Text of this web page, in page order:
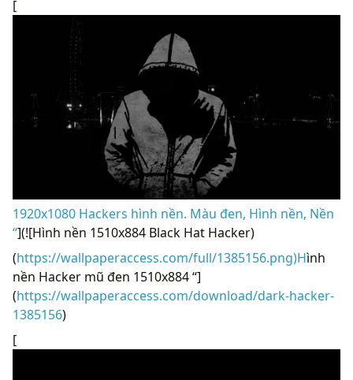
[
1920x1080 Hackers hình nền. Màu đen, Hình nền, Nền
“](![Hình nền 1510x884 Black Hat Hacker)
(https://wallpaperaccess.com/full/1385156.png)Hình
nền Hacker mũ đen 1510x884 “]
(https://wallpaperaccess.com/download/dark-hacker-
1385156)
[